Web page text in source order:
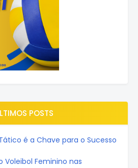
POSTS
é a Chave para o Sucesso
Voleibol Feminino nas